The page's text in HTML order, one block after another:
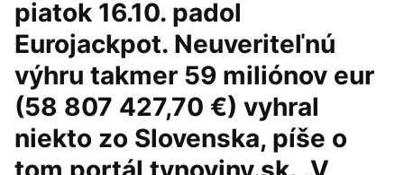
piatok 16.10. padol
Eurojackpot. Neuveriteľnú
výhru takmer 59 miliónov eur
(58 807 427,70 €) vyhral
niekto zo Slovenska, píše o